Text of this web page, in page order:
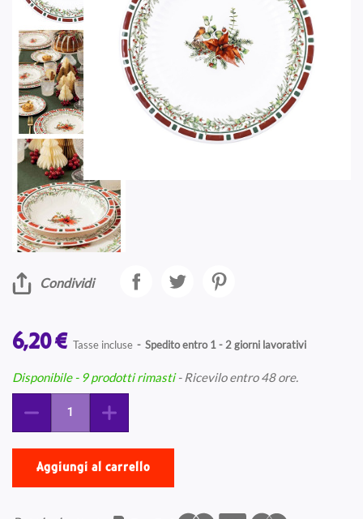
Condividi
6,20 € Tasse incluse Spedito entro 1 - 2 giorni lavorativi
Disponibile - 9 prodotti rimasti - Ricevilo entro 48 ore.
Aggiungi al carrello